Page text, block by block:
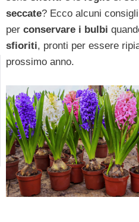
seccate? Ecco alcuni
perconservare i bulbi
sfioriti, pronti per essere
prossimo anno.